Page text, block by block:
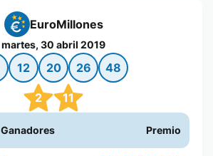
EuroMillones
martes, 30 abril 2019
12 20 26 48
2 11
Ganadores Premio